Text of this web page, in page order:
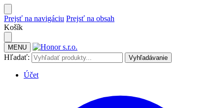
Prejsť na navigáciu Prejsť na obsah
Košík
MENU
Hľadať: Vyhľadávanie
Účet